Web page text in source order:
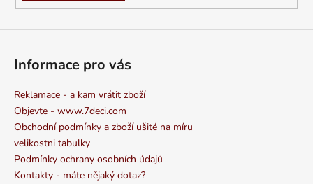
Informace pro vás
Reklamace - a kam vrátit zboží
Objevte - www.7deci.com
Obchodní podmínky a zboží ušité na míru
velikostni tabulky
Podmínky ochrany osobních údajů
Kontakty - máte nějaký dotaz?